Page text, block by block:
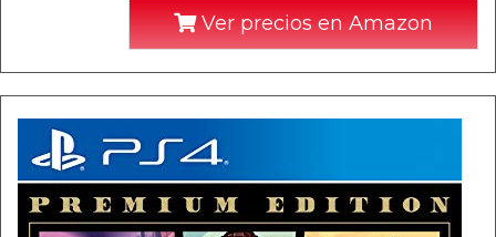
Ver precios en Amazon